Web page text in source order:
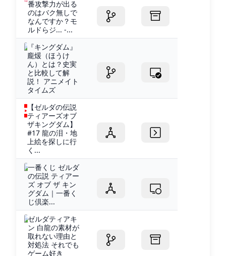
番攻撃力が出る
のはバク無しで
なんですか？モ
ルドらジ... -...
『キングダム』
龐煖（ほうけ
ん）とは？史実
と比較して解
説！ アニメイト
タイムズ
【ゼルダの伝説
ティアーズオブ
ザキングダム】
#17 龍の泪・地
上絵を探しに行
く...
一番くじ ゼルダ
の伝説 ティアー
ズ オブ ザ キン
グダム｜一番く
じ倶楽...
ゼルダティアキ
ン 白龍の素材が
取れない理由と
対処法 それでも
ゲーム好き